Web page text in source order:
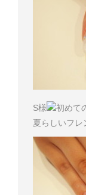
S様
初めて
夏らしいフレ